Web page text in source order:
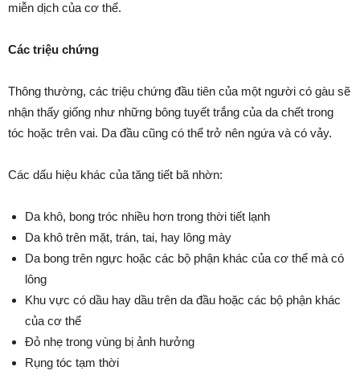
miễn dịch của cơ thể.
Các triệu chứng
Thông thường, các triệu chứng đầu tiên của một người có gàu sẽ
nhận thấy giống như những bông tuyết trắng của da chết trong
tóc hoặc trên vai. Da đầu cũng có thể trở nên ngứa và có vảy.
Các dấu hiệu khác của tăng tiết bã nhờn:
Da khô, bong tróc nhiều hơn trong thời tiết lạnh
Da khô trên mặt, trán, tai, hay lông mày
Da bong trên ngực hoặc các bộ phận khác của cơ thể mà có
lông
Khu vực có dầu hay dầu trên da đầu hoặc các bộ phận khác
của cơ thể
Đỏ nhẹ trong vùng bị ảnh hưởng
Rụng tóc tạm thời